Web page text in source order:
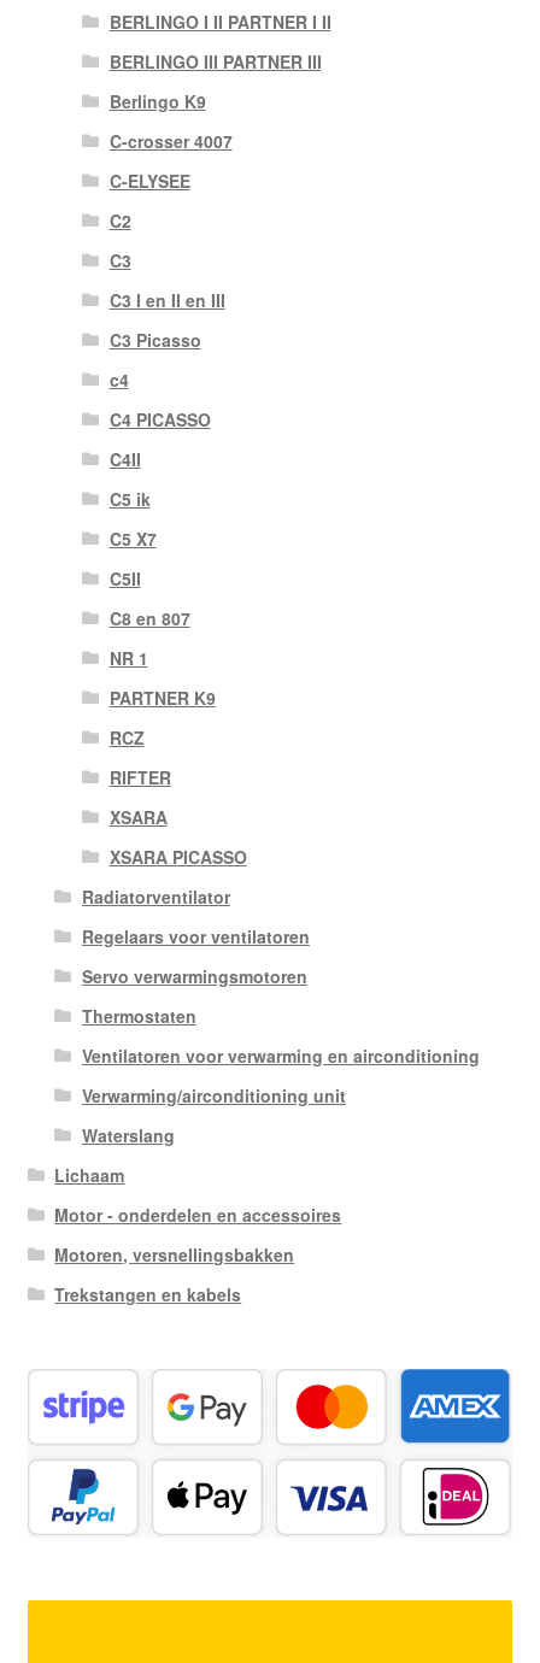
BERLINGO I II PARTNER I II
BERLINGO III PARTNER III
Berlingo K9
C-crosser 4007
C-ELYSEE
C2
C3
C3 I en II en III
C3 Picasso
c4
C4 PICASSO
C4II
C5 ik
C5 X7
C5II
C8 en 807
NR 1
PARTNER K9
RCZ
RIFTER
XSARA
XSARA PICASSO
Radiatorventilator
Regelaars voor ventilatoren
Servo verwarmingsmotoren
Thermostaten
Ventilatoren voor verwarming en airconditioning
Verwarming/airconditioning unit
Waterslang
Lichaam
Motor - onderdelen en accessoires
Motoren, versnellingsbakken
Trekstangen en kabels